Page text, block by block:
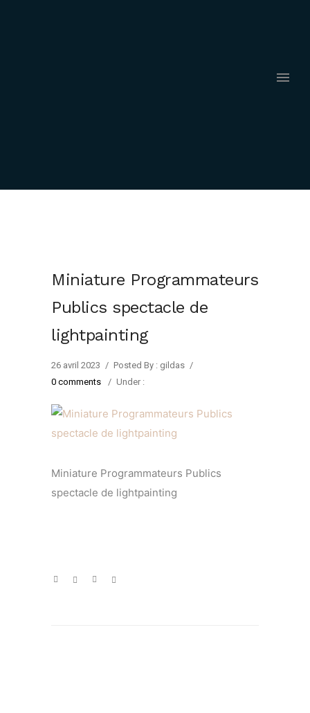
Miniature Programmateurs
Publics spectacle de
lightpainting
26 avril 2023 / Posted By : gildas /
0 comments
/ Under :
Miniature Programmateurs Publics
spectacle de lightpainting